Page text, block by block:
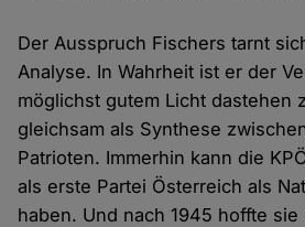
Der Ausspruch Fischers tarnt
Analyse. In Wahrheit ist er der
möglichst gutem Licht dastehen
gleichsam als Synthese
Patrioten. Immerhin kann die
als erste Partei Österreich als
haben. Und nach 1945 hoffte